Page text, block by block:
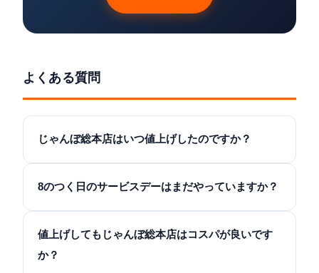
よくある質問
じゃんぼ総本店はいつ値上げしたのですか？
8のつく日のサービスデーはまだやっていますか？
値上げしてもじゃんぼ総本店はコスパが良いです
か？